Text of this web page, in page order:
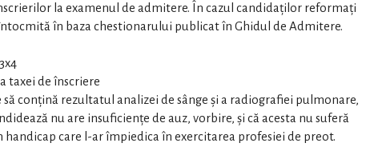
la examenul de admitere. În cazul candidaţilor reformaţi
în baza chestionarului publicat în Ghidul de Admitere.
taxei de înscriere
conțină rezultatul analizei de sânge şi a radiografiei pulmonare,
nu are insuficienţe de auz, vorbire, şi că acesta nu suferă
handicap care l-ar împiedica în exercitarea profesiei de preot.